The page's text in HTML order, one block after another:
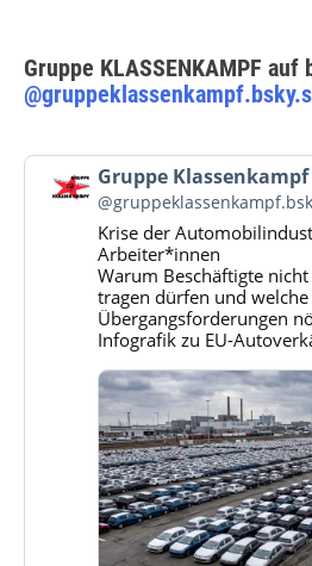
Gruppe KLASSENKAMPF auf
Beitrag
von
Gruppe
Klassenkampf
Bluesky
ansehen
Gruppe Klassenkampf
Krise der
Arbeiter*innen
Warum Beschäftigte
tragen dürfen und welche
Übergangsforderungen
Infografik zu EU-